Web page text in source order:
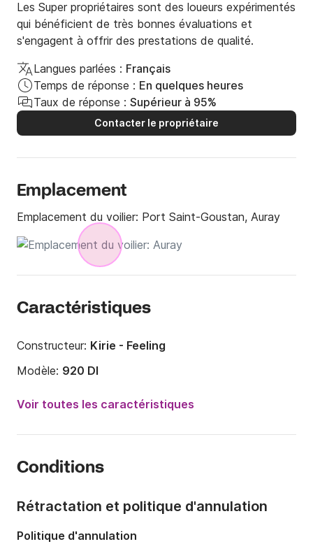
Les Super propriétaires sont des loueurs expérimentés
qui bénéficient de très bonnes évaluations et
s'engagent à offrir des prestations de qualité.
Langues parlées : Français
Temps de réponse : En quelques heures
Taux de réponse : Supérieur à 95%
Contacter le propriétaire
Emplacement
Emplacement du voilier: Port Saint-Goustan, Auray
Caractéristiques
Constructeur: Kirie - Feeling
Modèle: 920 Dl
Année:
Nombre de couchages:
Nombre de salles de bains:
Voir toutes les caractéristiques
Conditions
Rétractation et politique d'annulation
Politique d'annulation